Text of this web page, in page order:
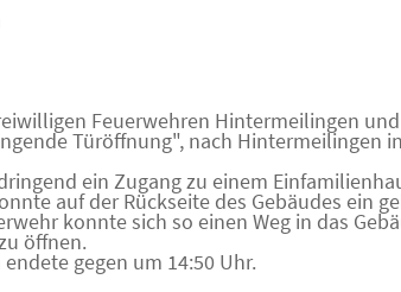
Feuerwehren Hintermeilingen
Türöffnung", nach Hintermeilingen
ein Zugang zu einem
auf der Rückseite des Gebäudes ein
konnte sich so einen Weg in das
öffnen.
gegen um 14:50 Uhr.